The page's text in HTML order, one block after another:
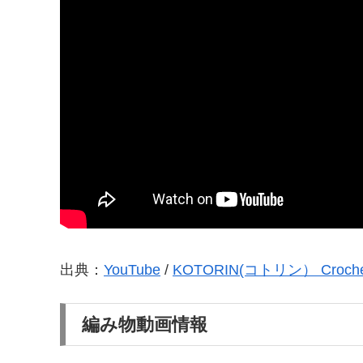
出典： YouTube / KOTORIN(コトリン）
編み物動画情報